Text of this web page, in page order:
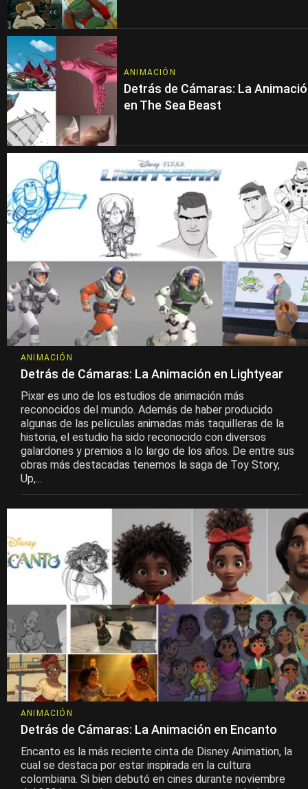
ANIMACIÓN
Detrás de Cámaras: La
en The Sea Beast
ANIMACIÓN
Detrás de Cámaras: La Animación en Lightyear
Pixar es uno de los estudios de animación más
reconocidos del mundo. Además de haber producido
algunas de las películas animadas más taquilleras de la
historia, el estudio ha sido reconocido con diversos
galardones y premios a lo largo de los años. De entre sus
obras más destacadas tenemos la saga de Toy Story,
Up,...
ANIMACIÓN
Detrás de Cámaras: La Animación en Encanto
Encanto es la más reciente cinta de Disney Animation, la
cual se destaca por estar inspirada en la cultura
colombiana. Si bien debutó en cines durante noviembre